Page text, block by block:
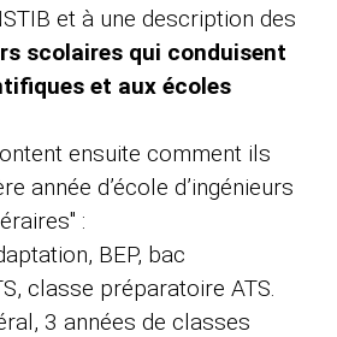
et à une description des
scolaires qui conduisent
et aux écoles
ensuite comment ils
année d’école d’ingénieurs
:
BEP, bac
classe préparatoire ATS.
3 années de classes